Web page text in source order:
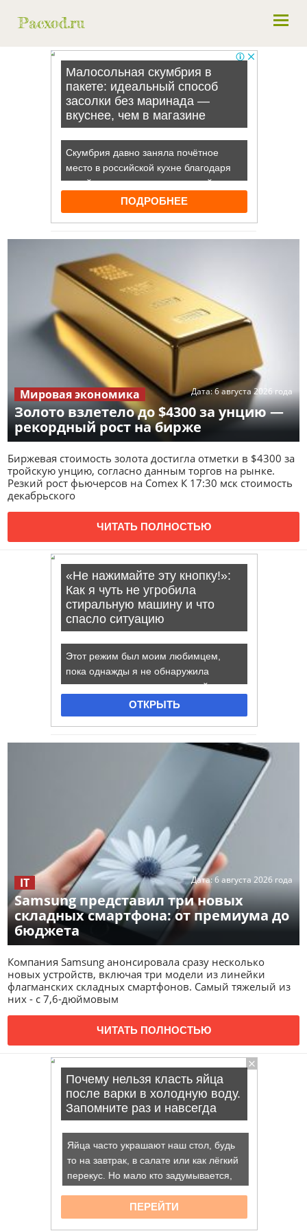
Золото взлетело до $4300 за унцию —
рекордный рост на бирже
Дата:6 августа 2026 года
Мировая экономика
Биржевая стоимость золота достигла отметки в $4300 за
тройскую унцию, согласно данным торгов на рынке.
Резкий рост фьючерсов на Comex К 17:30 мск стоимость
декабрьского
ЧИТАТЬ ПОЛНОСТЬЮ
Samsung представил три новых
складных смартфона: от премиума до
бюджета
Дата:6 августа 2026 года
IT
Компания Samsung анонсировала сразу несколько
новых устройств, включая три модели из линейки
флагманских складных смартфонов. Самый тяжелый из
них - с 7,6-дюймовым
ЧИТАТЬ ПОЛНОСТЬЮ